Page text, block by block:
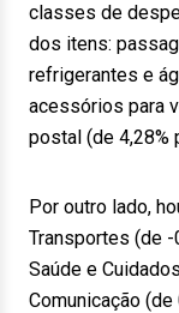
classes de
dos itens:
refrigerantes e
acessórios para
postal (de 4,28%
Por outro lado,
Transportes (de -
Saúde e
Comunicação (de